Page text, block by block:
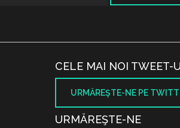
CELE MAI NOI TWEET-
URMĂREŞTE-NE PE
URMĂREŞTE-NE